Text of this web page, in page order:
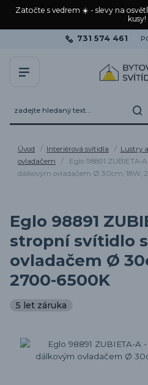
Zatočte s vedrem ☀️ - slevy na
kusy!
731 574 461
Úvod Interiérová svítidla Lustry
ovladačem
Eglo 98891 ZUBIETA-
dálkovým ovladačem Ø 30cm, 18W,
Eglo 98891
stropní svítidlo
ovladačem Ø
2700-6500K
5 let záruka